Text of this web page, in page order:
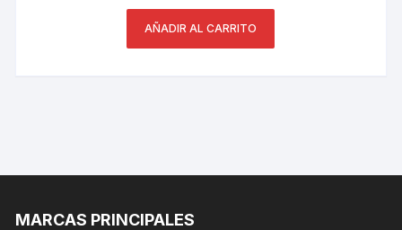
AÑADIR AL CARRITO
MARCAS PRINCIPALES